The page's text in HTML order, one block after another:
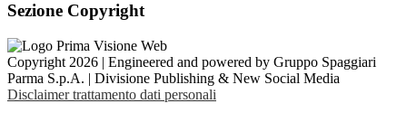
Sezione Copyright
Copyright 2026 | Engineered and powered by Gruppo Spaggiari
Parma S.p.A. | Divisione Publishing & New Social Media
Disclaimer trattamento dati personali